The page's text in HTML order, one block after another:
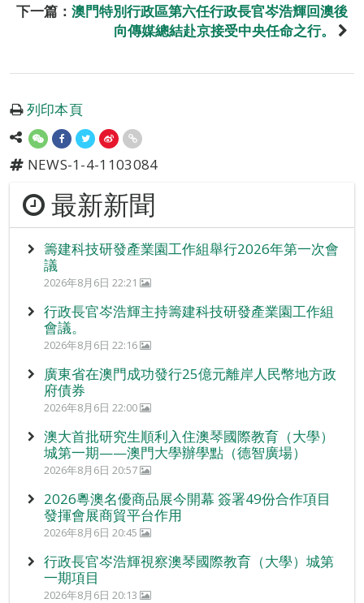
下一篇： 澳門特別行政區第六任行政長官岑浩輝回澳後
向傳媒總結赴京接受中央任命之行。
列印本頁
NEWS-1-4-1103084
最新新聞
籌建科技研發產業園工作組舉行2026年第一次會
議
2026年8月6日 22:21
行政長官岑浩輝主持籌建科技研發產業園工作組
會議。
2026年8月6日 22:16
廣東省在澳門成功發行25億元離岸人民幣地方政
府債券
2026年8月6日 22:00
澳大首批研究生順利入住澳琴國際教育（大學）
城第一期——澳門大學辦學點（德智廣場）
2026年8月6日 20:57
2026粵澳名優商品展今開幕 簽署49份合作項目
發揮會展商貿平台作用
2026年8月6日 20:45
行政長官岑浩輝視察澳琴國際教育（大學）城第
一期項目
2026年8月6日 20:13